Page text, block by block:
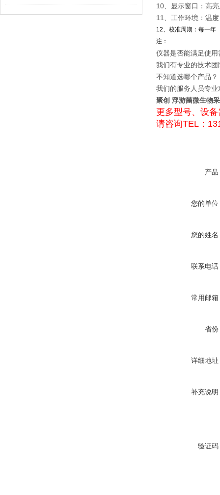
10、显示窗口：高
11、工作环境：温
12、校准周期：每一年
注：
仪器是否能满足使用
我们有专业的技术
不知道选哪个产品？
我们的服务人员专
聚创 浮游菌微生物
更多型号、设
请咨询TEL：
产品
您的单位
您的姓名
联系电话
常用邮箱
省份
详细地址
补充说明
验证码